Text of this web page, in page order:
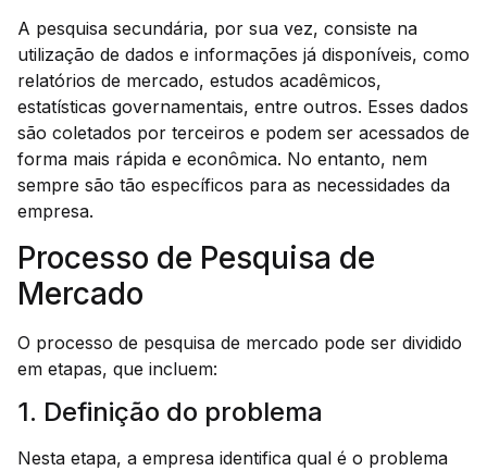
A pesquisa secundária, por sua vez, consiste na
utilização de dados e informações já disponíveis, como
relatórios de mercado, estudos acadêmicos,
estatísticas governamentais, entre outros. Esses dados
são coletados por terceiros e podem ser acessados de
forma mais rápida e econômica. No entanto, nem
sempre são tão específicos para as necessidades da
empresa.
Processo de Pesquisa de
Mercado
O processo de pesquisa de mercado pode ser dividido
em etapas, que incluem:
1. Definição do problema
Nesta etapa, a empresa identifica qual é o problema